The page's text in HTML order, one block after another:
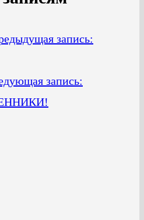
запись:
запись: